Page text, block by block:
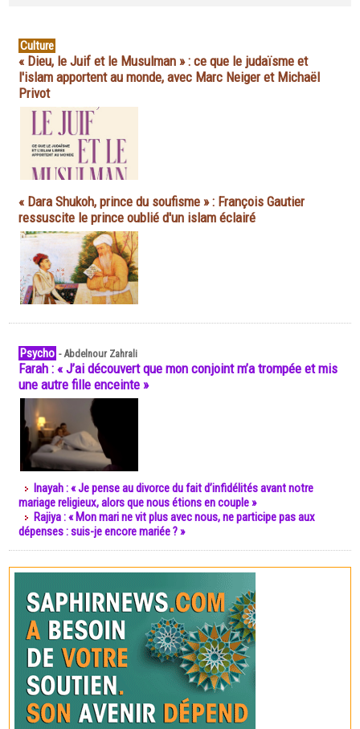
Culture
« Dieu, le Juif et le Musulman » : ce que le judaïsme et
l'islam apportent au monde, avec Marc Neiger et Michaël
Privot
« Dara Shukoh, prince du soufisme » : François Gautier
ressuscite le prince oublié d'un islam éclairé
Psycho -Abdelnour Zahrali
Farah : « J’ai découvert que mon conjoint m’a trompée et mis
une autre fille enceinte »
Inayah : « Je pense au divorce du fait d’infidélités avant notre
mariage religieux, alors que nous étions en couple »
Rajiya : « Mon mari ne vit plus avec nous, ne participe pas aux
dépenses : suis-je encore mariée ? »